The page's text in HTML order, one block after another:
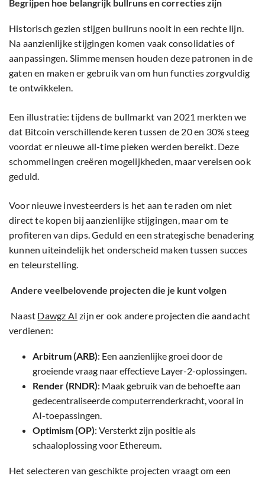
Begrijpen hoe belangrijk bullruns en correcties zijn
Historisch gezien stijgen bullruns nooit in een rechte lijn.
Na aanzienlijke stijgingen komen vaak consolidaties of
aanpassingen. Slimme mensen houden deze patronen in de
gaten en maken er gebruik van om hun functies zorgvuldig
te ontwikkelen.
Een illustratie: tijdens de bullmarkt van 2021 merkten we
dat Bitcoin verschillende keren tussen de 20 en 30% steeg
voordat er nieuwe all-time pieken werden bereikt. Deze
schommelingen creëren mogelijkheden, maar vereisen ook
geduld.
Voor nieuwe investeerders is het aan te raden om niet
direct te kopen bij aanzienlijke stijgingen, maar om te
profiteren van dips. Geduld en een strategische benadering
kunnen uiteindelijk het onderscheid maken tussen succes
en teleurstelling.
Andere veelbelovende projecten die je kunt volgen
Naast Dawgz AI zijn er ook andere projecten die aandacht
verdienen:
Arbitrum (ARB): Een aanzienlijke groei door de
groeiende vraag naar effectieve Layer-2-oplossingen.
Render (RNDR): Maak gebruik van de behoefte aan
gedecentraliseerde computerrenderkracht, vooral in
AI-toepassingen.
Optimism (OP): Versterkt zijn positie als
schaaloplossing voor Ethereum.
Het selecteren van geschikte projecten vraagt om een